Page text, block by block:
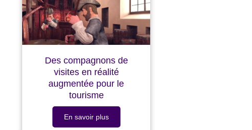
Des compagnons de
visites en réalité
augmentée pour le
tourisme
En savoir plus